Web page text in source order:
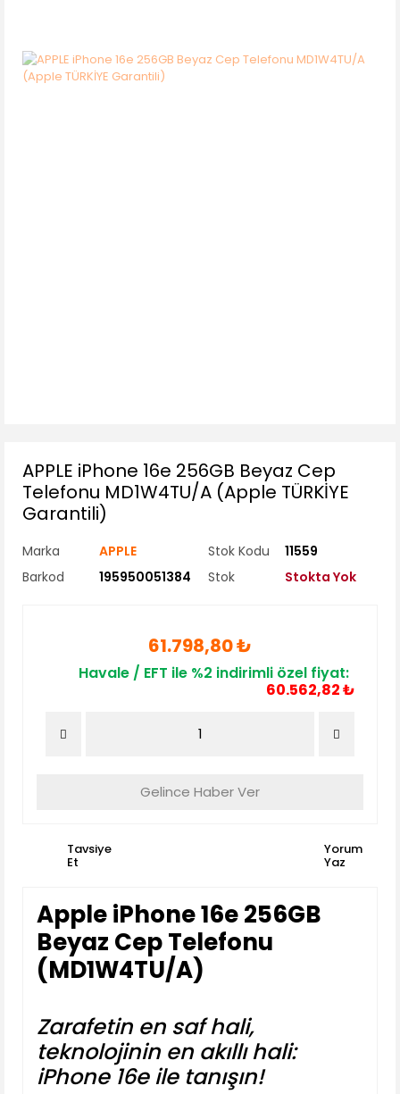
APPLE iPhone 16e 256GB Beyaz Cep
Telefonu MD1W4TU/A (Apple TÜRKİYE
Garantili)
Marka APPLE Stok Kodu
11559
Barkod
195950051384 Stok Stokta Yok
61.798,80 ₺
Havale / EFT ile %2 indirimli özel fiyat:
60.562,82 ₺
Gelince Haber Ver
Tavsiye
Et
Yorum
Yaz
Apple iPhone 16e 256GB
Beyaz Cep Telefonu
(MD1W4TU/A)
Zarafetin en saf hali,
teknolojinin en akıllı hali:
iPhone 16e ile tanışın!